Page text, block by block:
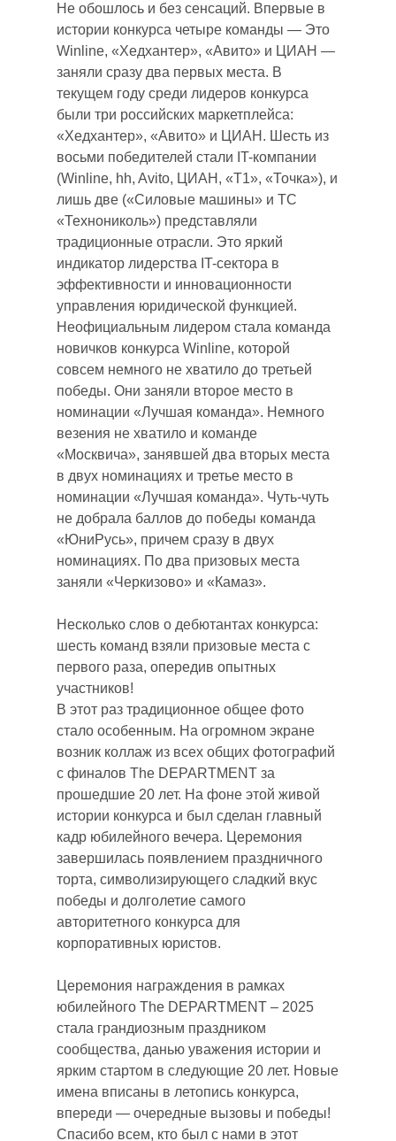
Не обошлось и без сенсаций. Впервые в
истории конкурса четыре команды — Это
Winline, «Хедхантер», «Авито» и ЦИАН —
заняли сразу два первых места. В
текущем году среди лидеров конкурса
были три российских маркетплейса:
«Хедхантер», «Авито» и ЦИАН. Шесть из
восьми победителей стали IT-компании
(Winline, hh, Avito, ЦИАН, «Т1», «Точка»), и
лишь две («Силовые машины» и ТС
«Технониколь») представляли
традиционные отрасли. Это яркий
индикатор лидерства IT-сектора в
эффективности и инновационности
управления юридической функцией.
Неофициальным лидером стала команда
новичков конкурса Winline, которой
совсем немного не хватило до третьей
победы. Они заняли второе место в
номинации «Лучшая команда». Немного
везения не хватило и команде
«Москвича», занявшей два вторых места
в двух номинациях и третье место в
номинации «Лучшая команда». Чуть-чуть
не добрала баллов до победы команда
«ЮниРусь», причем сразу в двух
номинациях. По два призовых места
заняли «Черкизово» и «Камаз».
Несколько слов о дебютантах конкурса:
шесть команд взяли призовые места с
первого раза, опередив опытных
участников!
В этот раз традиционное общее фото
стало особенным. На огромном экране
возник коллаж из всех общих фотографий
с финалов The DEPARTMENT за
прошедшие 20 лет. На фоне этой живой
истории конкурса и был сделан главный
кадр юбилейного вечера. Церемония
завершилась появлением праздничного
торта, символизирующего сладкий вкус
победы и долголетие самого
авторитетного конкурса для
корпоративных юристов.
Церемония награждения в рамках
юбилейного The DEPARTMENT – 2025
стала грандиозным праздником
сообщества, данью уважения истории и
ярким стартом в следующие 20 лет. Новые
имена вписаны в летопись конкурса,
впереди — очередные вызовы и победы!
Спасибо всем, кто был с нами в этот